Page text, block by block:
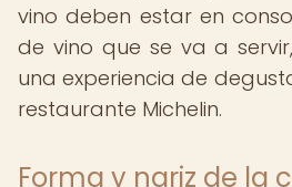
vino deben estar en
de vino que se va a
una experiencia de
restaurante Michelin.
Forma y nariz de la